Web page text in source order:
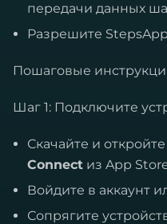
передачи данных
Разрешите
Пошаговые
Шаг 1: Подключите
Скачайте и
Connect из App
Войдите в аккаунт
Сопрягите